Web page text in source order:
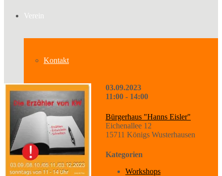
Verein
Kontakt
Über uns
Geschichte
03.09.2023
11:00 - 14:00
Bürgerhaus "Hanns Eisler"
Eichenallee 12
15711 Königs Wusterhausen
Kategorien
Workshops